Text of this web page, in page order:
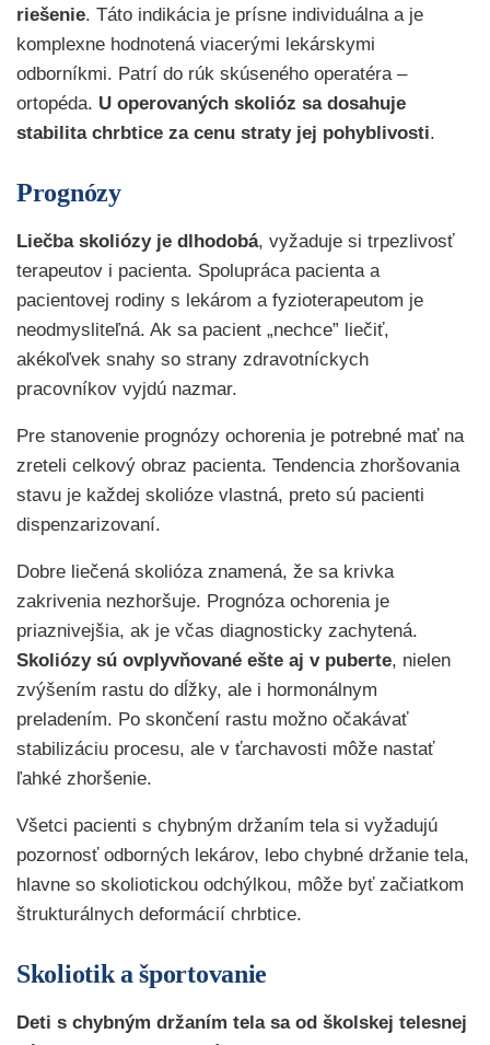
riešenie. Táto indikácia je prísne individuálna a je
komplexne hodnotená viacerými lekárskymi
odborníkmi. Patrí do rúk skúseného operatéra –
ortopéda. U operovaných skolióz sa dosahuje
stabilita chrbtice za cenu straty jej pohyblivosti.
Prognózy
Liečba skoliózy je dlhodobá, vyžaduje si trpezlivosť
terapeutov i pacienta. Spolupráca pacienta a
pacientovej rodiny s lekárom a fyzioterapeutom je
neodmysliteľná. Ak sa pacient „nechce” liečiť,
akékoľvek snahy so strany zdravotníckych
pracovníkov vyjdú nazmar.
Pre stanovenie prognózy ochorenia je potrebné mať na
zreteli celkový obraz pacienta. Tendencia zhoršovania
stavu je každej skolióze vlastná, preto sú pacienti
dispenzarizovaní.
Dobre liečená skolióza znamená, že sa krivka
zakrivenia nezhoršuje. Prognóza ochorenia je
priaznivejšia, ak je včas diagnosticky zachytená.
Skoliózy sú ovplyvňované ešte aj v puberte, nielen
zvýšením rastu do dĺžky, ale i hormonálnym
preladením. Po skončení rastu možno očakávať
stabilizáciu procesu, ale v ťarchavosti môže nastať
ľahké zhoršenie.
Všetci pacienti s chybným držaním tela si vyžadujú
pozornosť odborných lekárov, lebo chybné držanie tela,
hlavne so skoliotickou odchýlkou, môže byť začiatkom
štrukturálnych deformácií chrbtice.
Skoliotik a športovanie
Deti s chybným držaním tela sa od školskej telesnej